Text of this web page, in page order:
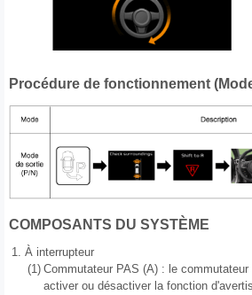
Procédure de fonctionnement
COMPOSANTS DU SYSTÈME
1.
À interrupteur
(1) Commutateur PAS (A) : le
activer ou désactiver la fonction